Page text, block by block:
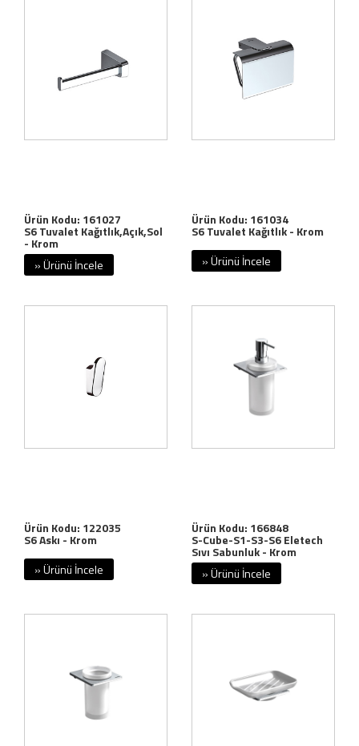
Ürün Kodu: 161027
S6 Tuvalet Kağıtlık,Açık,Sol
- Krom
» Ürünü İncele
Ürün Kodu: 161034
S6 Tuvalet Kağıtlık - Krom
» Ürünü İncele
Ürün Kodu: 122035
S6 Askı - Krom
» Ürünü İncele
Ürün Kodu: 166848
S-Cube-S1-S3-S6 Eletech
Sıvı Sabunluk - Krom
» Ürünü İncele